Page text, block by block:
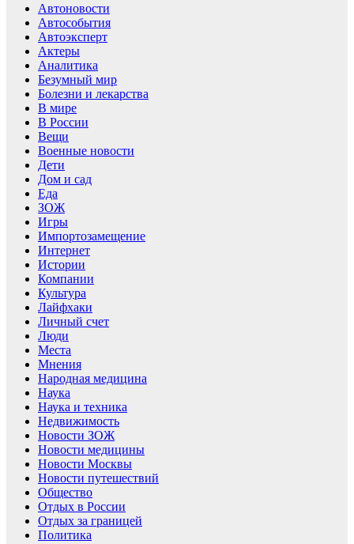
Автоновости
Автособытия
Автоэксперт
Актеры
Аналитика
Безумный мир
Болезни и лекарства
В мире
В России
Вещи
Военные новости
Дети
Дом и сад
Еда
ЗОЖ
Игры
Импортозамещение
Интернет
Истории
Компании
Культура
Лайфхаки
Личный счет
Люди
Места
Мнения
Народная медицина
Наука
Наука и техника
Недвижимость
Новости ЗОЖ
Новости медицины
Новости Москвы
Новости путешествий
Общество
Отдых в России
Отдых за границей
Политика